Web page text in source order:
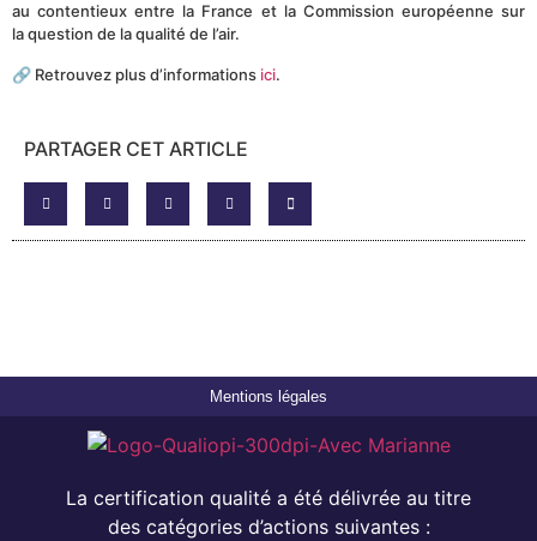
au contentieux entre la France et la Commission européenne sur
la question de la qualité de l’air.
🔗 Retrouvez plus d’informations ici.
PARTAGER CET ARTICLE
Mentions légales
La certification qualité a été délivrée au titre
des catégories d’actions suivantes :